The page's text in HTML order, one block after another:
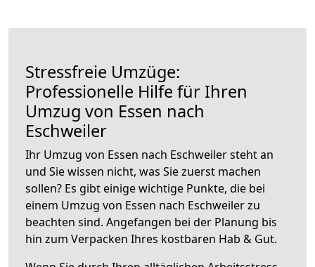
Stressfreie Umzüge:
Professionelle Hilfe für Ihren
Umzug von Essen nach
Eschweiler
Ihr Umzug von Essen nach Eschweiler steht an
und Sie wissen nicht, was Sie zuerst machen
sollen? Es gibt einige wichtige Punkte, die bei
einem Umzug von Essen nach Eschweiler zu
beachten sind. Angefangen bei der Planung bis
hin zum Verpacken Ihres kostbaren Hab & Gut.